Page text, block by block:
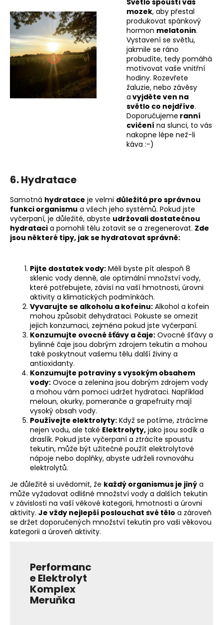
mozek, aby přestal
produkovat spánkový
hormon melatonin.
Vystavení se světlu,
jakmile se ráno
probudíte, tedy pomáhá
motivovat vaše vnitřní
hodiny. Rozevřete
žaluzie, nebo závěsy
a vyjděte ven na
světlo co nejdříve.
Doporučujeme ranní
cvičení na slunci, to vás
nakopne lépe než-li
káva :-)
6. Hydratace
Samotná hydratace je velmi důležitá pro správnou
funkci organismu a všech jeho systémů. Pokud jste
vyčerpaní, je důležité, abyste udržovali dostatečnou
hydrataci a pomohli tělu zotavit se a zregenerovat. Zde
jsou některé tipy, jak se hydratovat správně:
Pijte dostatek vody: Měli byste pít alespoň 8
sklenic vody denně, ale optimální množství vody,
které potřebujete, závisí na vaší hmotnosti, úrovni
aktivity a klimatických podmínkách.
Vyvarujte se alkoholu a kofeinu: Alkohol a kofein
mohou způsobit dehydrataci. Pokuste se omezit
jejich konzumaci, zejména pokud jste vyčerpaní.
Konzumujte ovocné šťávy a čaje: Ovocné šťávy a
bylinné čaje jsou dobrým zdrojem tekutin a mohou
také poskytnout vašemu tělu další živiny a
antioxidanty.
Konzumujte potraviny s vysokým obsahem
vody: Ovoce a zelenina jsou dobrým zdrojem vody
a mohou vám pomoci udržet hydrataci. Například
meloun, okurky, pomeranče a grapefruity mají
vysoký obsah vody.
Používejte elektrolyty: Když se potíme, ztrácíme
nejen vodu, ale také Elektrolyty, jako jsou sodík a
draslík. Pokud jste vyčerpaní a ztrácíte spoustu
tekutin, může být užitečné použít elektrolytové
nápoje nebo doplňky, abyste udrželi rovnováhu
elektrolytů.
Je důležité si uvědomit, že každý organismus je jiný a
může vyžadovat odlišné množství vody a dalších tekutin
v závislosti na vaší věkové kategorii, hmotnosti a úrovni
aktivity. Je vždy nejlepší poslouchat své tělo a zároveň
se držet doporučených množství tekutin pro vaši věkovou
kategorii a úroveň aktivity.
Performanc
e Elektrolyt
Komplex
Meruňka